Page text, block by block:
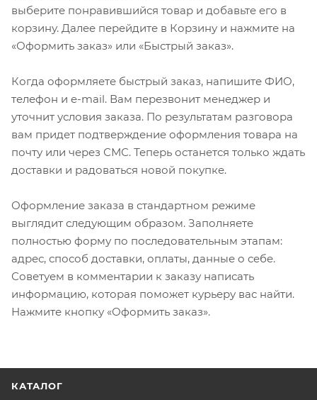
выберите понравившийся товар и добавьте его в
корзину. Далее перейдите в Корзину и нажмите на
«Оформить заказ» или «Быстрый заказ».
Когда оформляете быстрый заказ, напишите ФИО,
телефон и e-mail. Вам перезвонит менеджер и
уточнит условия заказа. По результатам разговора
вам придет подтверждение оформления товара на
почту или через СМС. Теперь останется только ждать
доставки и радоваться новой покупке.
Оформление заказа в стандартном режиме
выглядит следующим образом. Заполняете
полностью форму по последовательным этапам:
адрес, способ доставки, оплаты, данные о себе.
Советуем в комментарии к заказу написать
информацию, которая поможет курьеру вас найти.
Нажмите кнопку «Оформить заказ».
КАТАЛОГ